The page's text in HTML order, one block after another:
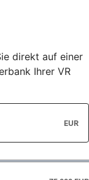
direkt auf einer
Ihrer VR